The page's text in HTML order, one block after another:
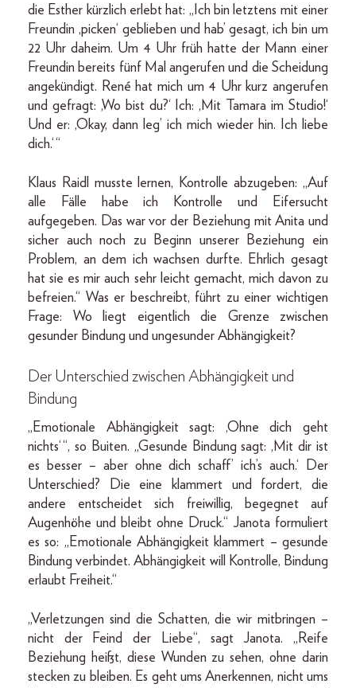
die Esther kürzlich erlebt hat: „Ich bin letztens mit einer
Freundin ,picken‘ geblieben und hab’ gesagt, ich bin um
22 Uhr daheim. Um 4 Uhr früh hatte der Mann einer
Freundin bereits fünf Mal angerufen und die Scheidung
angekündigt. René hat mich um 4 Uhr kurz angerufen
und gefragt: ‚Wo bist du?‘ Ich: ‚Mit Tamara im Studio!‘
Und er: ‚Okay, dann leg’ ich mich wieder hin. Ich liebe
dich.‘ “
Klaus Raidl musste lernen, Kontrolle abzugeben: „Auf
alle Fälle habe ich Kontrolle und Eifersucht
aufgegeben. Das war vor der Beziehung mit Anita und
sicher auch noch zu Beginn unserer Beziehung ein
Problem, an dem ich wachsen durfte. Ehrlich gesagt
hat sie es mir auch sehr leicht gemacht, mich davon zu
befreien.“ Was er beschreibt, führt zu einer wichtigen
Frage: Wo liegt eigentlich die Grenze zwischen
gesunder Bindung und ungesunder Abhängigkeit?
Der Unterschied zwischen Abhängigkeit und
Bindung
„Emotionale Abhängigkeit sagt: ‚Ohne dich geht
nichts‘ “, so Buiten. „Gesunde Bindung sagt: ‚Mit dir ist
es besser – aber ohne dich schaff’ ich’s auch.‘ Der
Unterschied? Die eine klammert und fordert, die
andere entscheidet sich freiwillig, begegnet auf
Augenhöhe und bleibt ohne Druck.“ Janota formuliert
es so: „Emotionale Abhängigkeit klammert – gesunde
Bindung verbindet. Abhängigkeit will Kontrolle, Bindung
erlaubt Freiheit.“
„Verletzungen sind die Schatten, die wir mitbringen –
nicht der Feind der Liebe“, sagt Janota. „Reife
Beziehung heißt, diese Wunden zu sehen, ohne darin
stecken zu bleiben. Es geht ums Anerkennen, nicht ums